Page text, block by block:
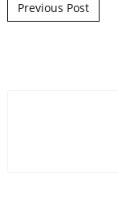
Post
Previous Post